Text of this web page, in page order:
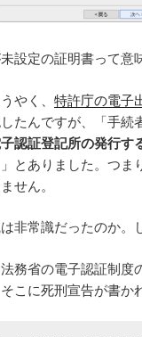
設定の証明書って意
やく、 特許庁の電子
たんですが、「手続
認証登記所の発行す
とありました。つま
せん。
非常識だったのか。
務省の電子認証制度
こに死刑宣告が書か